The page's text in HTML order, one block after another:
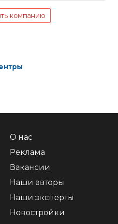
компанию
О нас
Реклама
Вакансии
Наши авторы
Наши эксперты
Новостройки